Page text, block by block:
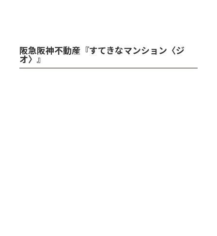
阪急阪神不動産『すてきなマンション〈ジ
オ〉』